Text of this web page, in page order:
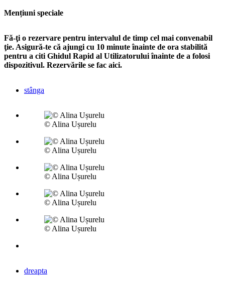
Mențiuni speciale
Fă-ţi o rezervare pentru intervalul de timp cel mai convenabil
ţie. Asigură-te că ajungi cu 10 minute înainte de ora stabilită
pentru a citi Ghidul Rapid al Utilizatorului înainte de a folosi
dispozitivul. Rezervările se fac aici.
stânga
© Alina Ușurelu
© Alina Ușurelu
© Alina Ușurelu
© Alina Ușurelu
© Alina Ușurelu
dreapta